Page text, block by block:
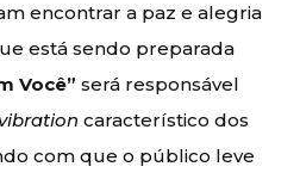
encontrar a paz e alegria
está sendo preparada
Você” será responsável
característico dos
com que o público leve